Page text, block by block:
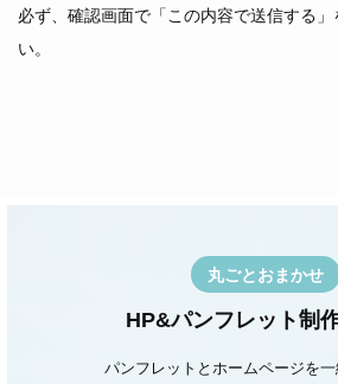
必ず、確認画面で「この内容で送信する
い。
丸ごとおまかせ
HP&パンフレット制
パンフレットとホームページを